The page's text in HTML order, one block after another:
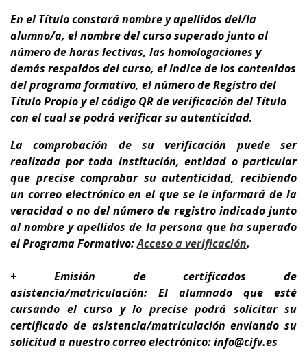
En el Título constará nombre y apellidos del/la
alumno/a, el nombre del curso superado junto al
número de horas lectivas, las homologaciones y
demás respaldos del curso, el índice de los contenidos
del programa formativo, el número de Registro del
Título Propio y el código QR de verificación del Título
con el cual se podrá verificar su autenticidad.
La comprobación de su verificación puede ser
realizada por toda institución, entidad o particular
que precise comprobar su autenticidad, recibiendo
un correo electrónico en el que se le informará de la
veracidad o no del número de registro indicado junto
al nombre y apellidos de la persona que ha superado
el Programa Formativo:Acceso a verificación.
+ Emisión de certificados de
asistencia/matriculación: El alumnado que esté
cursando el curso y lo precise podrá solicitar su
certificado de asistencia/matriculación enviando su
solicitud a nuestro correo electrónico: info@cifv.es